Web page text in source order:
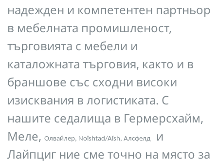
надежден и компетентен партньор
в мебелната промишленост,
търговията с мебели и
каталожната търговия, както и в
браншове със сходни високи
изисквания в логистиката. С
нашите седалища в Гермерсхайм,
Меле, Олвайлер, Noĭshtad/Aĭsh, Алсфелд
и
Лайпциг ние сме точно на място за